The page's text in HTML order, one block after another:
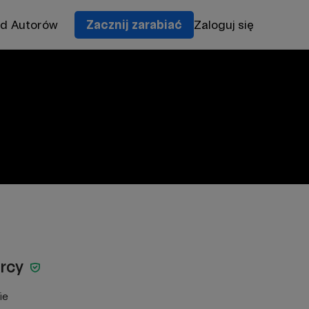
Autorów Zacznij zarabiać Zaloguj się